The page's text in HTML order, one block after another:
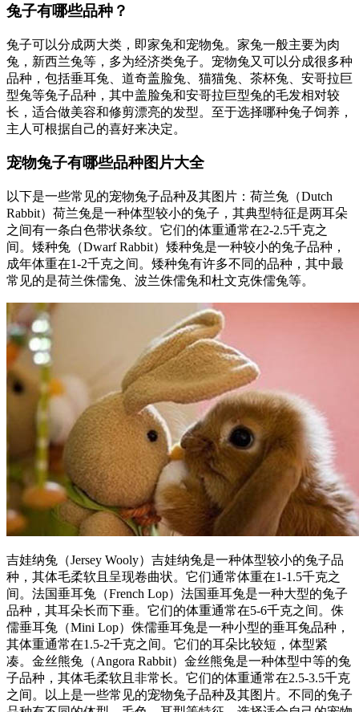
兔子有哪些品种？
兔子可以分成两大类，即家兔和宠物兔。家兔一般主要为肉
兔，新西兰兔等，多为经济类兔子。宠物兔又可以分成很多种
品种，包括垂耳兔、道奇盖脸兔、猫猫兔、茶杯兔、安哥拉巨
型兔等兔子品种，其中盖脸兔和安哥拉巨型兔的毛发相对较
长，适合做美容和修剪漂亮的发型。至于选择哪种兔子饲养，
主人可根据自己的喜好来决定。
宠物兔子有哪些品种图片大全
以下是一些常见的宠物兔子品种及其图片：荷兰兔（Dutch
Rabbit）荷兰兔是一种体型较小的兔子，其典型特征是两耳朵
之间有一条白色带状条纹。它们的体重通常在2-2.5千克之
间。矮种兔（Dwarf Rabbit）矮种兔是一种较小的兔子品种，
成年体重在1-2千克之间。矮种兔有许多不同的品种，其中最
常见的是荷兰侏儒兔、波兰侏儒兔和杜文克侏儒兔等。
吉娃纳兔（Jersey Wooly）吉娃纳兔是一种体型较小的兔子品
种，其体毛柔软且呈现卷曲状。它们通常体重在1-1.5千克之
间。法国垂耳兔（French Lop）法国垂耳兔是一种大型的兔子
品种，其耳朵长而下垂。它们的体重通常在5-6千克之间。侏
儒垂耳兔（Mini Lop）侏儒垂耳兔是一种小型的垂耳兔品种，
其体重通常在1.5-2千克之间。它们的耳朵比较短，体型紧
凑。金丝熊兔（Angora Rabbit）金丝熊兔是一种体型中等的兔
子品种，其体毛柔软且非常长。它们的体重通常在2.5-3.5千克
之间。以上是一些常见的宠物兔子品种及其图片。不同的兔子